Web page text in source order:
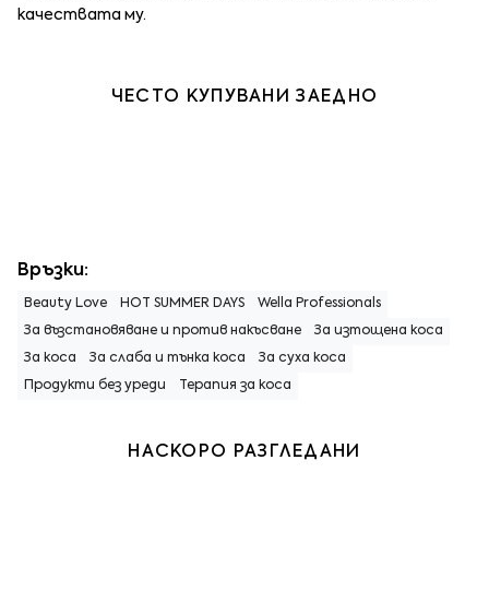
качествата му.
ЧЕСТО КУПУВАНИ ЗАЕДНО
Връзки:
Beauty Love HOT SUMMER DAYS Wella Professionals
За възстановяване и против накъсване За изтощена коса
За коса За слаба и тънка коса За суха коса
Продукти без уреди Терапия за коса
НАСКОРО РАЗГЛЕДАНИ